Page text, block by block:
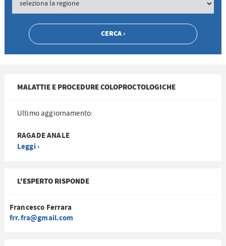
MALATTIE E PROCEDURE COLOPROCTOLOGICHE
Ultimo aggiornamento:
RAGADE ANALE
Leggi ›
L'ESPERTO RISPONDE
Francesco Ferrara
frr.fra@gmail.com